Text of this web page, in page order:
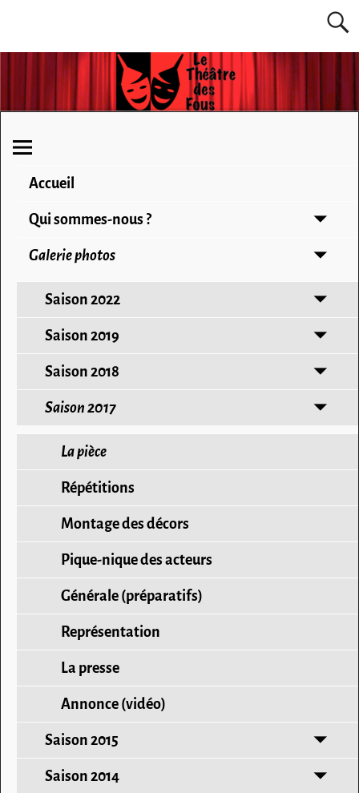
Accueil
Qui sommes-nous ?
Galerie photos
Saison 2022
Saison 2019
Saison 2018
Saison 2017
La pièce
Répétitions
Montage des décors
Pique-nique des acteurs
Générale (préparatifs)
Représentation
La presse
Annonce (vidéo)
Saison 2015
Saison 2014